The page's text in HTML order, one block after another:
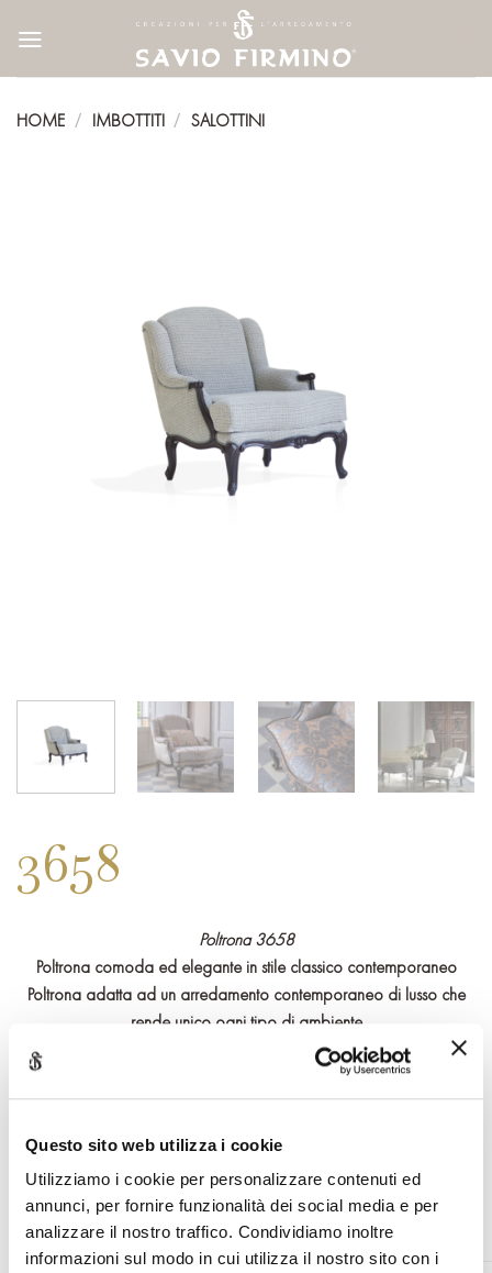
Questo sito web utilizza i cookie
Utilizziamo i cookie per personalizzare contenuti ed
annunci, per fornire funzionalità dei social media e per
analizzare il nostro traffico. Condividiamo inoltre
informazioni sul modo in cui utilizza il nostro sito con i
HOME / IMBOTTITI / SALOTTINI
3658
Poltrona 3658
Poltrona comoda ed elegante in stile classico contemporaneo
Poltrona adatta ad un arredamento contemporaneo di lusso che
rende unico ogni tipo di ambiente
La poltrona è personalizzabile nei minimi dettagli
RICHIEDI INFORMAZIONI